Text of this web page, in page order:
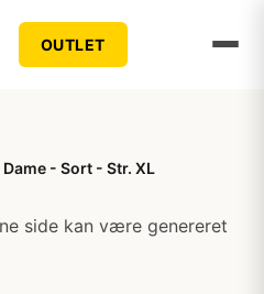
OUTLET
- Sort - Str. XL
side kan være genereret